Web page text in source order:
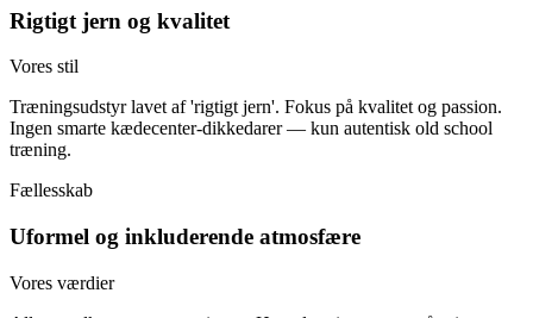
Rigtigt jern og kvalitet
Vores stil
Træningsudstyr lavet af 'rigtigt jern'. Fokus på kvalitet og passion.
Ingen smarte kædecenter-dikkedarer — kun autentisk old school
træning.
Fællesskab
Uformel og inkluderende atmosfære
Vores værdier